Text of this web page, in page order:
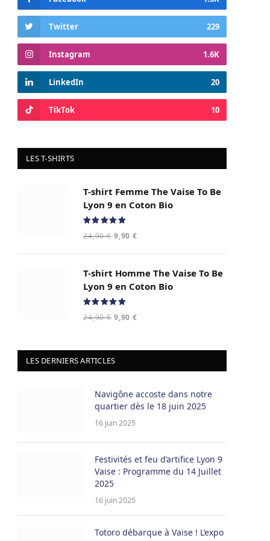
Twitter 229
Instagram 1.6K
LinkedIn 20
TikTok 10
LES T-SHIRTS
T-shirt Femme The Vaise To Be
Lyon 9 en Coton Bio
sur 5
24,90€ Le
était :
24,90 €.
9,90€Le
est :
9,90 €.
T-shirt Homme The Vaise To Be
Lyon 9 en Coton Bio
sur 5
24,90€ Le
était :
24,90 €.
9,90€Le
est :
LES DERNIERS ARTICLES
Navigône accoste dans notre
quartier dès le 18 juin 2025
16 juin 2025
Festivités et feu d’artifice Lyon 9
Vaise : Programme du 14 Juillet
2025
16 juin 2025
Totoro débarque à Vaise ! L’expo